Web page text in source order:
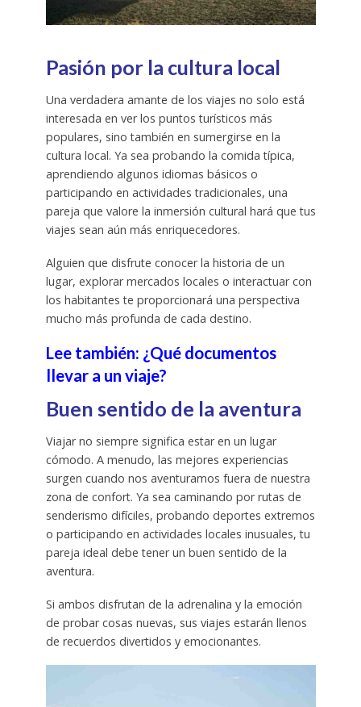
Pasión por la cultura local
Una verdadera amante de los viajes no solo está
interesada en ver los puntos turísticos más
populares, sino también en sumergirse en la
cultura local. Ya sea probando la comida típica,
aprendiendo algunos idiomas básicos o
participando en actividades tradicionales, una
pareja que valore la inmersión cultural hará que tus
viajes sean aún más enriquecedores.
Alguien que disfrute conocer la historia de un
lugar, explorar mercados locales o interactuar con
los habitantes te proporcionará una perspectiva
mucho más profunda de cada destino.
Lee también: ¿Qué documentos
llevar a un viaje?
Buen sentido de la aventura
Viajar no siempre significa estar en un lugar
cómodo. A menudo, las mejores experiencias
surgen cuando nos aventuramos fuera de nuestra
zona de confort. Ya sea caminando por rutas de
senderismo difíciles, probando deportes extremos
o participando en actividades locales inusuales, tu
pareja ideal debe tener un buen sentido de la
aventura.
Si ambos disfrutan de la adrenalina y la emoción
de probar cosas nuevas, sus viajes estarán llenos
de recuerdos divertidos y emocionantes.